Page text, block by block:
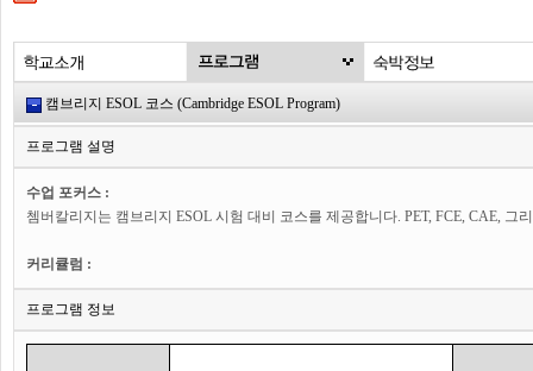
캠브리지 ESOL 코스 (Cambridge ESOL Program)
프로그램 설명
수업 포커스 :
쳄버칼리지는 캠브리지 ESOL 시험 대비 코스를 제공합니다. PET, FCE, CAE, 그
커리큘럼 :
학생들은 수업시간에 시험에 보는데 있어 도움이 되는 다양한 스킬들에 대해 학
어휘들과 문법 사항을 학습하고 캠브리지 시험의 4가지 영역을 익힙니다. 또한
프로그램 정보